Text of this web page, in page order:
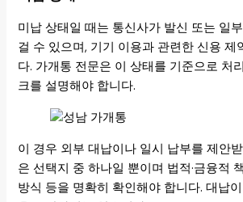
미납 상태일 때는 통신사가 발신 또는 일
걸 수 있으며, 기기 이용과 관련한 신용 제
다. 가개통 전문은 이 상태를 기준으로 처
크를 설명해야 합니다.
이 경우 외부 대납이나 일시 납부를 제안
은 선택지 중 하나일 뿐이며 법적·금융적
방식 등을 명확히 확인해야 합니다. 대납